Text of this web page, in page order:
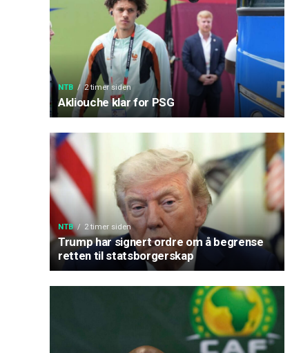
NTB 2 timer siden
Akliouche klar for PSG
NTB 2 timer siden
Trump har signert ordre om å begrense
retten til statsborgerskap